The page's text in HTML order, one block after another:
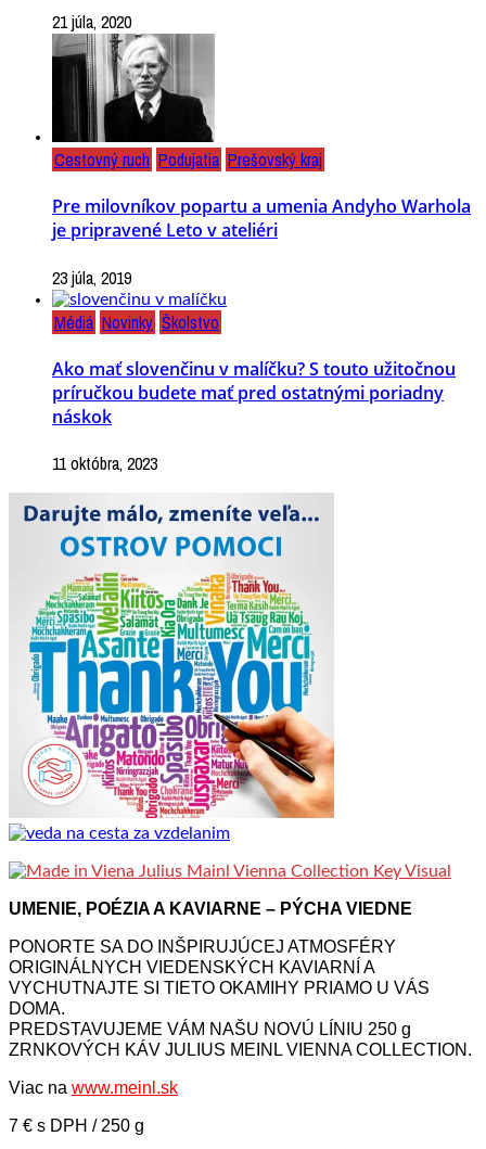
21 júla, 2020
Cestovný ruch Podujatia Prešovský kraj
Pre milovníkov popartu a umenia Andyho Warhola
je pripravené Leto v ateliéri
23 júla, 2019
Médiá Novinky Školstvo
Ako mať slovenčinu v malíčku? S touto užitočnou
príručkou budete mať pred ostatnými poriadny
náskok
11 októbra, 2023
UMENIE, POÉZIA A KAVIARNE – PÝCHA VIEDNE
PONORTE SA DO INŠPIRUJÚCEJ ATMOSFÉRY
ORIGINÁLNYCH VIEDENSKÝCH KAVIARNÍ A
VYCHUTNAJTE SI TIETO OKAMIHY PRIAMO U VÁS
DOMA.
PREDSTAVUJEME VÁM NAŠU NOVÚ LÍNIU 250 g
ZRNKOVÝCH KÁV JULIUS MEINL VIENNA COLLECTION.
Viac na www.meinl.sk
7 € s DPH / 250 g